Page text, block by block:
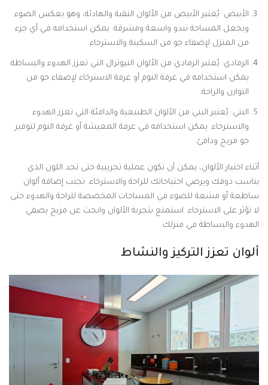
الأبيض: يُعتبر الأبيض من الألوان النقية والهادئة، وهو يعكس الضوء
ويجعل المساحة تبدو واسعة ومشرقة. يمكن استخدامه في أي جزء
من المنزل لإضفاء جو من السكينة والاسترخاء.
الرمادي: يُعتبر الرمادي من الألوان النيوترال التي تعزز الهدوء والبساطة.
يمكن استخدامه في غرفة النوم أو غرفة الاسترخاء لإضفاء جو من
التوازن والراحة.
البني: يُعتبر البني من الألوان الطبيعية والدافئة التي تعزز الهدوء
والاسترخاء. يمكن استخدامه في غرفة المعيشة أو غرفة النوم لتوفير
جو مريح ودافئ.
أثناء اختيار الألوان، يمكن أن تكون عملية تجريبية حتى تجد اللون الذي
يناسب ذوقك ويرضي احتياجاتك للراحة والاسترخاء. تجنب إضافة ألوان
ساطعة أو مشعة للضوء في المساحات المخصصة للراحة والهدوء حتى
لا تؤثر على الاسترخاء. استمتع بتجربة الألوان وابحث عن مزيج يضفي
الهدوء والبساطة في منزلك.
ألوان تعزز التركيز والنشاط